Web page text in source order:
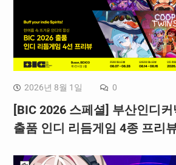
2026년 8월 1일 0
[BIC 2026 스페셜] 부산인디
출품 인디 리듬게임 4종 프리